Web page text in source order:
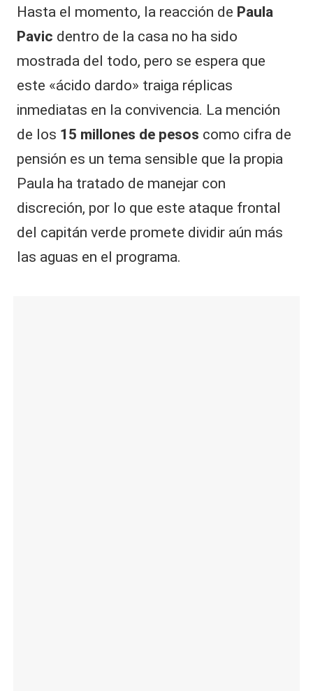
Hasta el momento, la reacción de Paula
Pavic dentro de la casa no ha sido
mostrada del todo, pero se espera que
este «ácido dardo» traiga réplicas
inmediatas en la convivencia. La mención
de los 15 millones de pesos como cifra de
pensión es un tema sensible que la propia
Paula ha tratado de manejar con
discreción, por lo que este ataque frontal
del capitán verde promete dividir aún más
las aguas en el programa.